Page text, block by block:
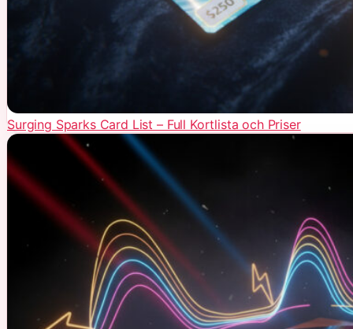
Surging Sparks Card List – Full Kortlista och Priser